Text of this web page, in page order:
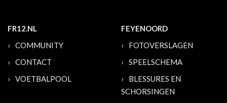
FR12.NL
COMMUNITY
CONTACT
VOETBALPOOL
FEYENOORD
FOTOVERSLAGEN
SPEELSCHEMA
BLESSURES EN
SCHORSINGEN